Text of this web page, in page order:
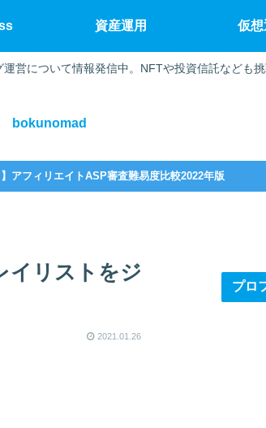
営について情報発信中。NFTや投資信託なども挑
bokunomad
資産運用 仮
アフィリエイトASP審査難易度比較2022年版
イリストをジ
2021.01.26
プロ